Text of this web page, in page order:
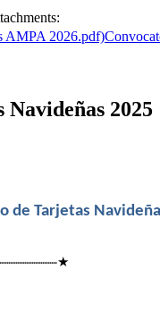
2025
de Tarjetas